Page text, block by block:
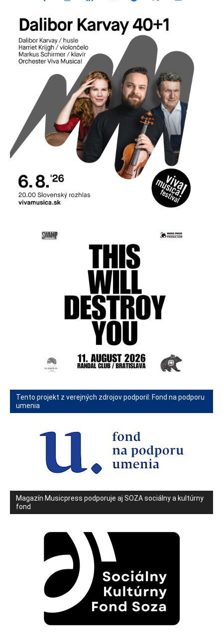
Tento projekt z verejných zdrojov podporil: Fond na podporu
umenia
Magazín Musicpress podporuje aj SOZA sociálny a kultúrny
fond